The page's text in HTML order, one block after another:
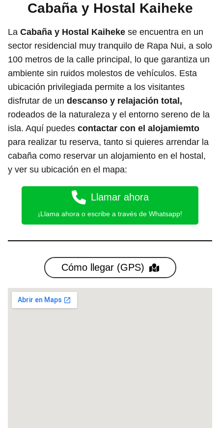
Cabaña y Hostal Kaiheke
La Cabaña y Hostal Kaiheke se encuentra en un
sector residencial muy tranquilo de Rapa Nui, a solo
100 metros de la calle principal, lo que garantiza un
ambiente sin ruidos molestos de vehículos. Esta
ubicación privilegiada permite a los visitantes
disfrutar de un descanso y relajación total,
rodeados de la naturaleza y el entorno sereno de la
isla. Aquí puedes contactar con el alojamiemto
para realizar tu reserva, tanto si quieres arrendar la
cabaña como reservar un alojamiento en el hostal,
y ver su ubicación en el mapa:
Llamar ahora
¡Llama ahora o escribe a través de Whatsapp!
Cómo llegar (GPS)